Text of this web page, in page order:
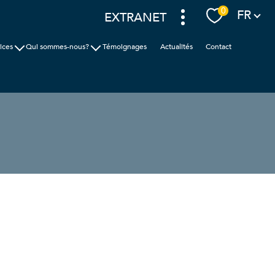
EXTRANET 0 Langue
FR
Qui sommes-nous? Témoignages Actualités Contact